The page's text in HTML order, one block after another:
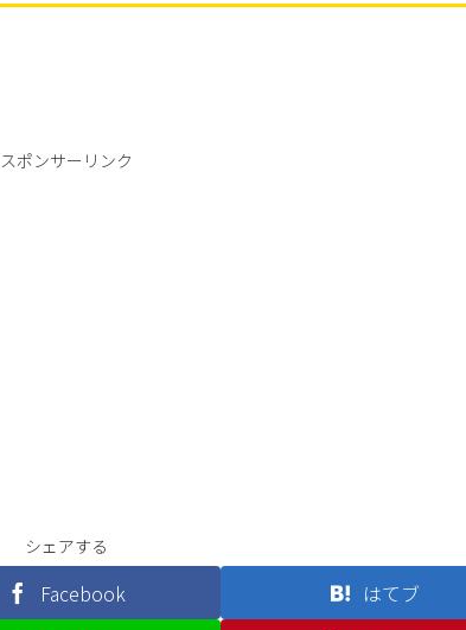
スポンサーリンク
シェアする
Facebook
はてブ